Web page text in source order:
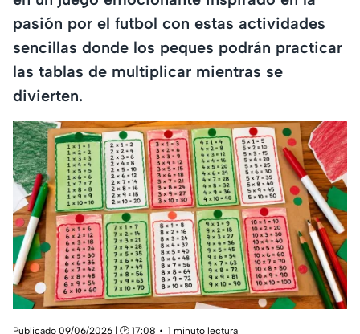
pasión por el futbol con estas actividades
sencillas donde los peques podrán practicar
las tablas de multiplicar mientras se
divierten.
Publicado 09/06/2026 | 🕑 17:08
1 minuto lectura